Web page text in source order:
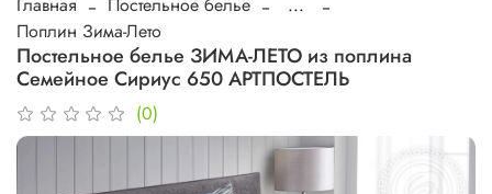
Поплин Зима-Лето
Постельное белье ЗИМА-ЛЕТО из поплина
Семейное Сириус 650 АРТПОСТЕЛЬ
(0)